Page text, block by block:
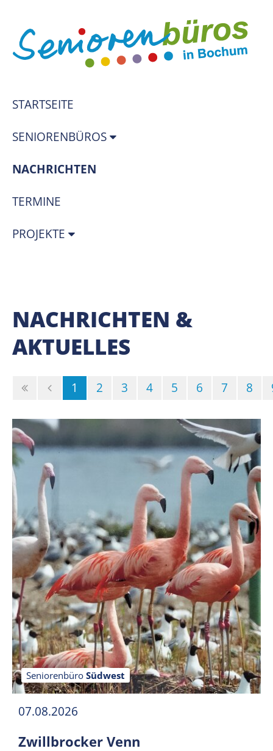
STARTSEITE
SENIORENBÜROS
NACHRICHTEN
TERMINE
PROJEKTE
NACHRICHTEN &
AKTUELLES
1 (Standort)
2 3 4 5 6 7 8
Seniorenbüro Südwest
07.08.2026
Zwillbrocker Venn